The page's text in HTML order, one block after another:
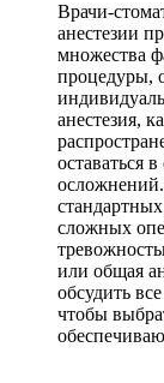
Врачи-
анестезии
множества
процедуры,
анестезия,
оставаться
сложных
или общая
обсудить
чтобы